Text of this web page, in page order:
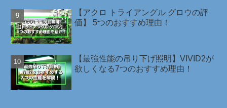
【アクロ トライアングル グロウの評
価】 5つのおすすめ理由！
【最強性能の吊り下げ照明】VIVID2が
欲しくなる7つのおすすめ理由！